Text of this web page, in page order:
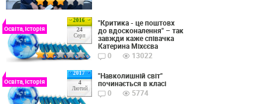
2016
24
Серп
Освіта, Історія
"Критика - це поштовх
до вдосконалення" – так
завжди каже співачка
Катерина Міхєєва
0
13022
2017
4
Лютий
Освіта, Історія
"Навколишній світ"
починається в класі
0
5774